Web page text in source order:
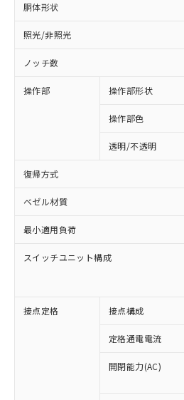
胴体形状
照光/非照光
ノッチ数
操作部 操作部形状
操作部色
透明/不透明
復帰方式
ベゼル材質
最小適用負荷
スイッチユニット構成
接点定格 接点構成
定格通電電流
開閉能力(AC)
※1 対応状況
対応済み：EU RoHS指
非含有に対応した製品が
対応予定：EU RoHS指令